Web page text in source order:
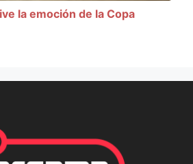
la emoción de la Copa